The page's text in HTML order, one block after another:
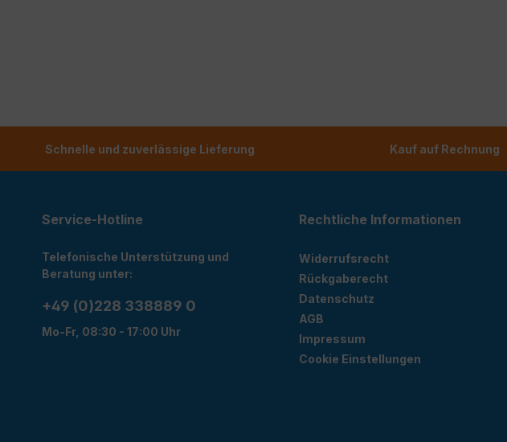
Schnelle und zuverlässige Lieferung Kauf auf Rechnung
Service-Hotline
Telefonische Unterstützung und
Beratung unter:
+49 (0)228 338889 0
Mo-Fr, 08:30 - 17:00 Uhr
Rechtliche Informationen
Widerrufsrecht
Rückgaberecht
Datenschutz
AGB
Impressum
Cookie Einstellungen